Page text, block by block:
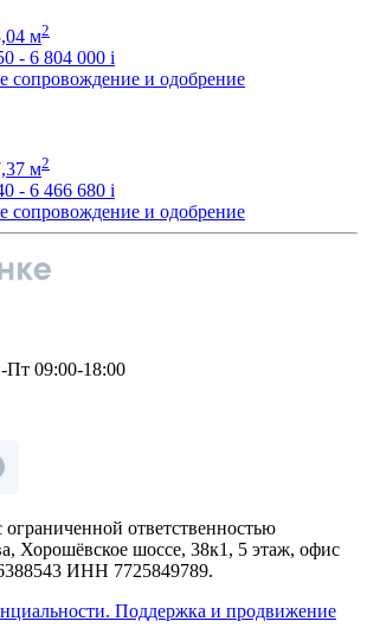
м2
- 6 804 000 i
сопровождение и одобрение
м2
- 6 466 680 i
сопровождение и одобрение
09:00-18:00
ответственностью
Хорошёвское шоссе, 38к1, 5 этаж, офис
ИНН 7725849789.
Поддержка и продвижение